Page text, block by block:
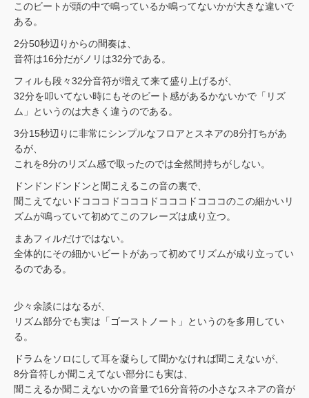
このビートが頭の中で鳴っているか鳴ってないかが大きな違いで
ある。
2分50秒辺りからの間奏は、
音符は16分だがノリは32分である。
フィルも段々32分音符が増えて来て盛り上げるが、
32分を叩いてない時にもそのビート感があるかないかで「リズ
ム」というのは大きく違うのである。
3分15秒辺りに非常にシンプルなフロアとスネアの8分打ちがあ
るが、
これを8分のリズム感で取ったのでは全然間持ちがしない。
ドンドンドンドンと聞こえるこの音の裏で、
聞こえてないドコココドコココドコココドコココのこの細かいリ
ズムが鳴っていて初めてこのフレーズは成り立つ。
まあフィルだけではない。
全体的にその細かいビートがあって初めてリズムが成り立ってい
るのである。
少々余談にはなるが、
リズム部分でも実は「ゴーストノート」というのを多用してい
る。
ドラムをソロにして耳を凝らして聞かなければ聞こえないが、
8分音符しか聞こえてない部分にも実は、
聞こえるか聞こえないかの音量で16分音符の小さなスネアの音が